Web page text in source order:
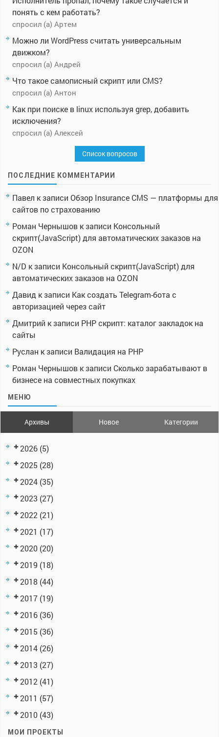
понять с кем работать?
спросил (а) Артем
Можно ли WordPress считать универсальным
движком?
спросил (а) Андрей
Что такое самописный скрипт или CMS?
спросил (а) Антон
Как при поиске в linux используя grep, добавить
исключения?
спросил (а) Алексей
Список вопросов
ПОСЛЕДНИЕ КОММЕНТАРИИ
Павел к записи Обзор Insurance CMS — платформы для
сайтов по страхованию
Роман Чернышов к записи Консольный
скрипт(JavaScript) для автоматических заказов на
OZON
N/D к записи Консольный скрипт(JavaScript) для
автоматических заказов на OZON
Давид к записи Как создать Telegram-бота с
авторизацией через сайт
Дмитрий к записи PHP скрипт: каталог закладок на
сайты
Руслан к записи Валидация на PHP
Роман Чернышов к записи Сколько зарабатывают в
бизнесе на совместных покупках
МЕНЮ
Архивы Новое Категории
2026 (5)
2025 (28)
2024 (35)
2023 (27)
2022 (21)
2021 (17)
2020 (20)
2019 (18)
2018 (44)
2017 (19)
2016 (36)
2015 (36)
2014 (26)
2013 (27)
2012 (41)
2011 (57)
2010 (43)
МОИ ПРОЕКТЫ